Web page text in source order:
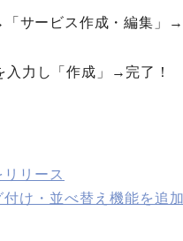
サービス作成・編集」
力し「作成」→完了！
リース
け・並べ替え機能を追加